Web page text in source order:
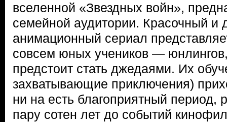
вселенной «Звездных войн»,
семейной аудитории. Красочный и
анимационный сериал
совсем юных учеников —
предстоит стать джедаями. Их
захватывающие приключения)
ни на есть благоприятный период,
пару сотен лет до событий